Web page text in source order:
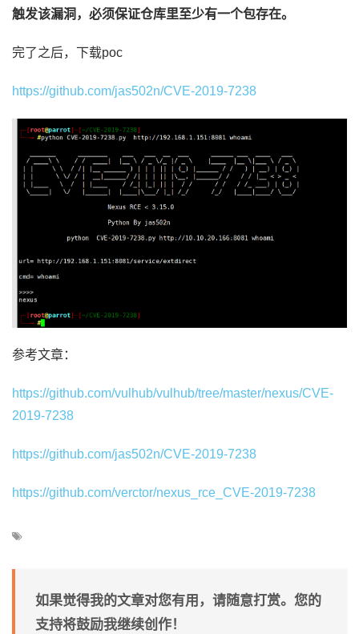
触发该漏洞，必须保证仓库里至少有一个包存在。
完了之后，下载poc
https://github.com/jas502n/CVE-2019-7238
参考文章：
https://github.com/vulhub/vulhub/tree/master/nexus/CVE-
2019-7238
https://github.com/jas502n/CVE-2019-7238
https://github.com/verctor/nexus_rce_CVE-2019-7238
如果觉得我的文章对您有用，请随意打赏。您的
支持将鼓励我继续创作！